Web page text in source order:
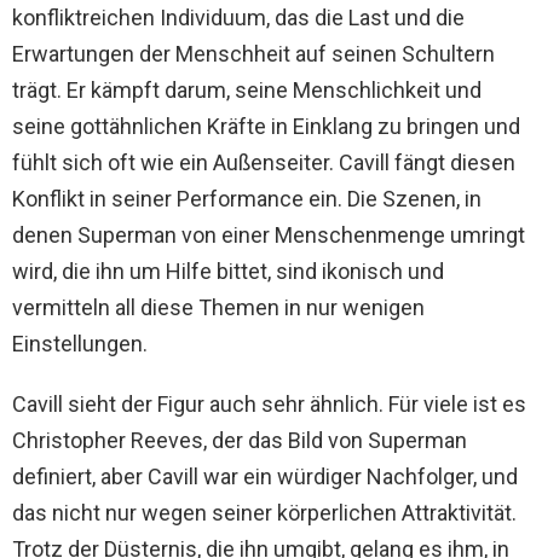
konfliktreichen Individuum, das die Last und die
Erwartungen der Menschheit auf seinen Schultern
trägt. Er kämpft darum, seine Menschlichkeit und
seine gottähnlichen Kräfte in Einklang zu bringen und
fühlt sich oft wie ein Außenseiter. Cavill fängt diesen
Konflikt in seiner Performance ein. Die Szenen, in
denen Superman von einer Menschenmenge umringt
wird, die ihn um Hilfe bittet, sind ikonisch und
vermitteln all diese Themen in nur wenigen
Einstellungen.
Cavill sieht der Figur auch sehr ähnlich. Für viele ist es
Christopher Reeves, der das Bild von Superman
definiert, aber Cavill war ein würdiger Nachfolger, und
das nicht nur wegen seiner körperlichen Attraktivität.
Trotz der Düsternis, die ihn umgibt, gelang es ihm, in